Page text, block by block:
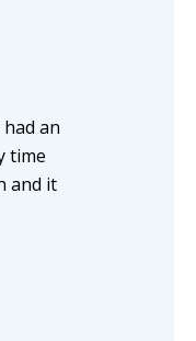
an
time
and it